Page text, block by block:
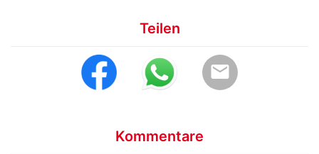
Teilen
email
Kommentare